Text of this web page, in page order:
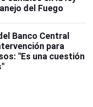
del Fuego
Banco Central
para
"Es una cuestión